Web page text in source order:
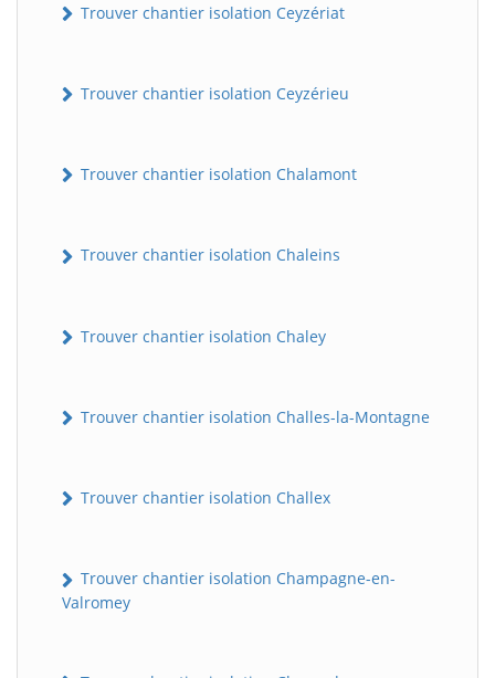
Trouver chantier isolation Ceyzériat
Trouver chantier isolation Ceyzérieu
Trouver chantier isolation Chalamont
Trouver chantier isolation Chaleins
Trouver chantier isolation Chaley
Trouver chantier isolation Challes-la-Montagne
Trouver chantier isolation Challex
Trouver chantier isolation Champagne-en-
Valromey